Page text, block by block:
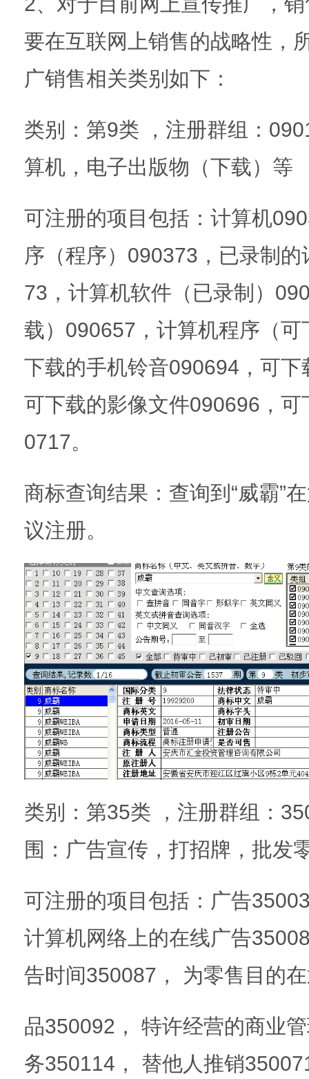
要在互联网上销售的战略性，
广销售相关类别如下：
类别：第9类 ，注册群组：
算机，电子出版物（下载）等
可注册的项目包括：计算机
序（程序）090373，已录制
73，计算机软件（已录制）
载）090657，计算机程序（
下载的手机铃音090694，可
可下载的影像文件090696，
0717。
商标查询结果：查询到“威霸”
议注册。
类别：第35类 ，注册群组：
围：广告宣传，打招牌，批发
可注册的项目包括：广告
计算机网络上的在线广告
告时间350087， 为零售目的
品350092， 特许经营的商业
务350114， 替他人推销